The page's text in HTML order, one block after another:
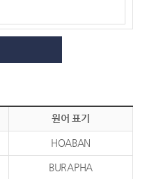
원어 표기
HOABAN
BURAPHA